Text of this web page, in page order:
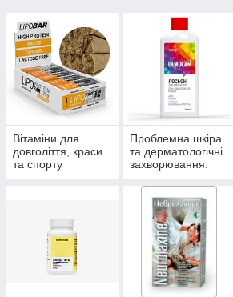
Вітаміни для
довголіття, краси
та спорту
Проблемна шкіра
та дерматологічні
захворювання.